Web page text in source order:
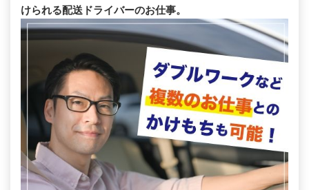
けられる配送ドライバーのお仕事。